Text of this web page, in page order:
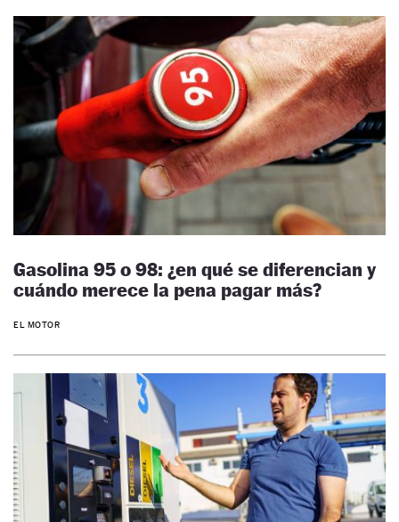
Gasolina 95 o 98: ¿en qué se diferencian y
cuándo merece la pena pagar más?
EL MOTOR